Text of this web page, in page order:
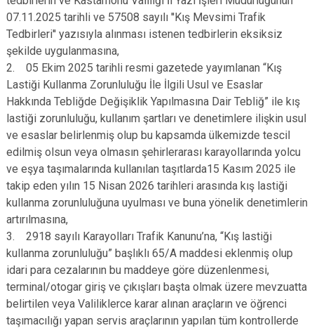
07.11.2025 tarihli ve 57508 sayılı ''Kış Mevsimi Trafik
Tedbirleri'' yazısıyla alınması istenen tedbirlerin eksiksiz
şekilde uygulanmasına,
2. 05 Ekim 2025 tarihli resmi gazetede yayımlanan “Kış
Lastiği Kullanma Zorunluluğu İle İlgili Usul ve Esaslar
Hakkında Tebliğde Değişiklik Yapılmasına Dair Tebliğ” ile kış
lastiği zorunluluğu, kullanım şartları ve denetimlere ilişkin usul
ve esaslar belirlenmiş olup bu kapsamda ülkemizde tescil
edilmiş olsun veya olmasın şehirlerarası karayollarında yolcu
ve eşya taşımalarında kullanılan taşıtlarda15 Kasım 2025 ile
takip eden yılın 15 Nisan 2026 tarihleri arasında kış lastiği
kullanma zorunluluğuna uyulması ve buna yönelik denetimlerin
artırılmasına,
3. 2918 sayılı Karayolları Trafik Kanunu’na, “Kış lastiği
kullanma zorunluluğu” başlıklı 65/A maddesi eklenmiş olup
idari para cezalarının bu maddeye göre düzenlenmesi,
terminal/otogar giriş ve çıkışları başta olmak üzere mevzuatta
belirtilen veya Valiliklerce karar alınan araçların ve öğrenci
taşımacılığı yapan servis araçlarının yapılan tüm kontrollerde